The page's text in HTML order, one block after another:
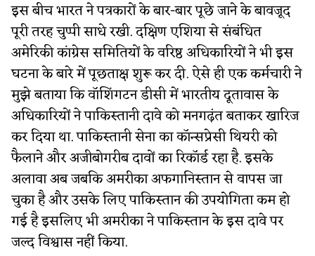
इस बीच भारत ने पत्रकारों के बार-बार पूछे जाने के बावजूद
पूरी तरह चुप्पी साधे रखी. दक्षिण एशिया से संबंधित
अमेरिकी कांग्रेस समितियों के वरिष्ठ अधिकारियों ने भी इस
घटना के बारे में पूछताक्ष शुरू कर दी. ऐसे ही एक कर्मचारी ने
मुझे बताया कि वॉशिंगटन डीसी में भारतीय दूतावास के
अधिकारियों ने पाकिस्तानी दावे को मनगढ़ंत बताकर खारिज
कर दिया था. पाकिस्तानी सेना का कॉन्सप्रेसी थियरी को
फैलाने और अजीबोगरीब दावों का रिकॉर्ड रहा है. इसके
अलावा अब जबकि अमरीका अफगानिस्तान से वापस जा
चुका है और उसके लिए पाकिस्तान की उपयोगिता कम हो
गई है इसलिए भी अमरीका ने पाकिस्तान के इस दावे पर
जल्द विश्वास नहीं किया.